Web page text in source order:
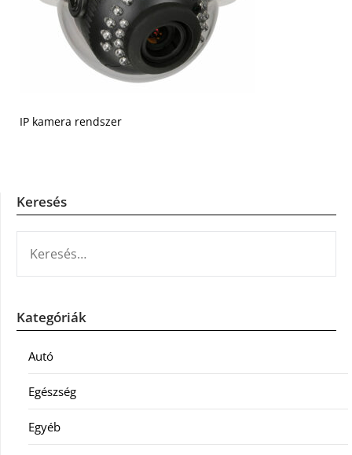
IP kamera rendszer
Keresés
Kategóriák
Autó
Egészség
Egyéb